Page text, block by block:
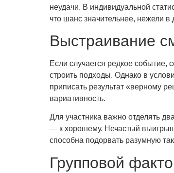
неудачи. В индивидуальной
что шанс значительнее, нежели
Выстраивание
Если случается редкое событие,
строить подходы. Однако в
приписать результат «верному
вариативность.
Для участника важно отделять
— к хорошему. Нечастый выигрыш
способна подорвать разумную
Групповой